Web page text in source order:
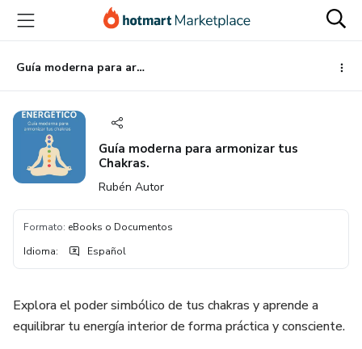
principal
página
de
página
Guía moderna para armonizar tus Chakras.
Guía moderna para armonizar tus
Chakras.
Rubén Autor
Formato: eBooks o Documentos
Idioma: Español
Explora el poder simbólico de tus chakras y aprende a
equilibrar tu energía interior de forma práctica y consciente.